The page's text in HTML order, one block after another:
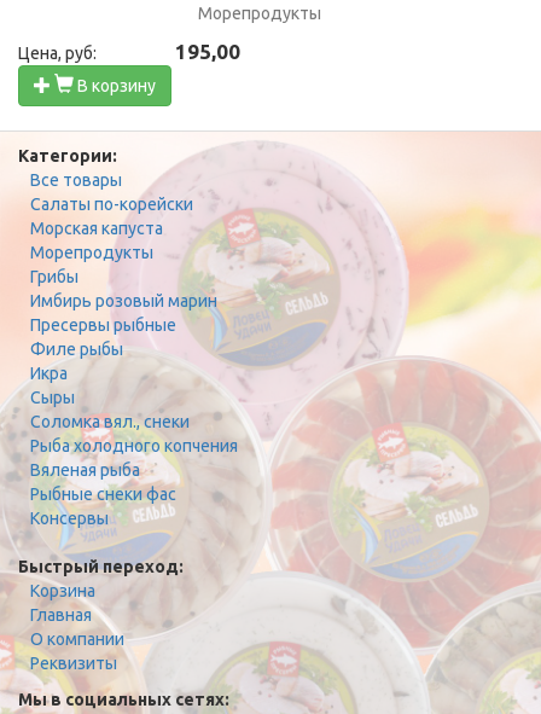
Морепродукты
Цена, руб: 195,00
В корзину
Категории:
Все товары
Салаты по-корейски
Морская капуста
Морепродукты
Грибы
Имбирь розовый марин
Пресервы рыбные
Филе рыбы
Икра
Сыры
Соломка вял., снеки
Рыба холодного копчения
Вяленая рыба
Рыбные снеки фас
Консервы
Быстрый переход:
Корзина
Главная
О компании
Реквизиты
Мы в социальных сетях: